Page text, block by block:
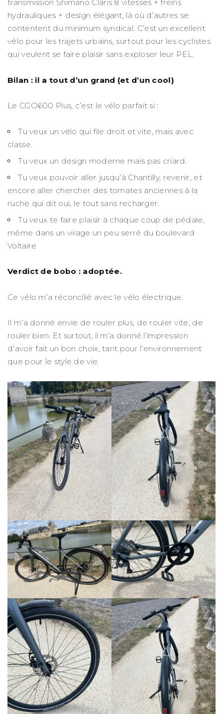
transmission Shimano Claris 8 vitesses + freins
hydrauliques + design élégant, là où d’autres se
contentent du minimum syndical. C’est un excellent
vélo pour les trajets urbains, surtout pour les cyclistes
qui veulent se faire plaisir sans exploser leur PEL.
Bilan : il a tout d’un grand (et d’un cool)
Le CGO600 Plus, c’est le vélo parfait si :
Tu veux un vélo qui file droit et vite, mais avec
classe.
Tu veux un design moderne mais pas criard.
Tu veux pouvoir aller jusqu’à Chantilly, revenir, et
encore aller chercher des tomates anciennes à la
ruche qui dit oui, le tout sans recharger.
Tu veux te faire plaisir à chaque coup de pédale,
même dans un virage un peu serré du boulevard
Voltaire
Verdict de bobo : adoptée.
Ce vélo m’a réconcilié avec le vélo électrique.
Il m’a donné envie de rouler plus, de rouler vite, de
rouler bien. Et surtout, il m’a donné l’impression
d’avoir fait un bon choix, tant pour l’environnement
que pour le style de vie.